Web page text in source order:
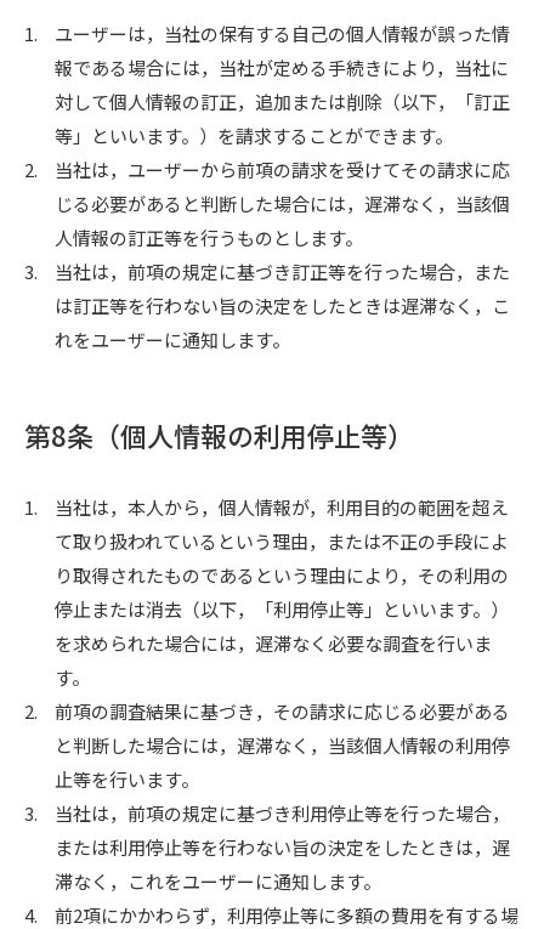
1.
ユーザーは，当社の保有する自己の個人情報が誤った情
報である場合には，当社が定める手続きにより，当社に
対して個人情報の訂正，追加または削除（以下，「訂正
等」といいます。）を請求することができます。
2.
当社は，ユーザーから前項の請求を受けてその請求に応
じる必要があると判断した場合には，遅滞なく，当該個
人情報の訂正等を行うものとします。
3.
当社は，前項の規定に基づき訂正等を行った場合，また
は訂正等を行わない旨の決定をしたときは遅滞なく，こ
れをユーザーに通知します。
第8条（個人情報の利用停止等）
1.
当社は，本人から，個人情報が，利用目的の範囲を超え
て取り扱われているという理由，または不正の手段によ
り取得されたものであるという理由により，その利用の
停止または消去（以下，「利用停止等」といいます。）
を求められた場合には，遅滞なく必要な調査を行いま
す。
2.
前項の調査結果に基づき，その請求に応じる必要がある
と判断した場合には，遅滞なく，当該個人情報の利用停
止等を行います。
3.
当社は，前項の規定に基づき利用停止等を行った場合，
または利用停止等を行わない旨の決定をしたときは，遅
滞なく，これをユーザーに通知します。
4.
前2項にかかわらず，利用停止等に多額の費用を有する場